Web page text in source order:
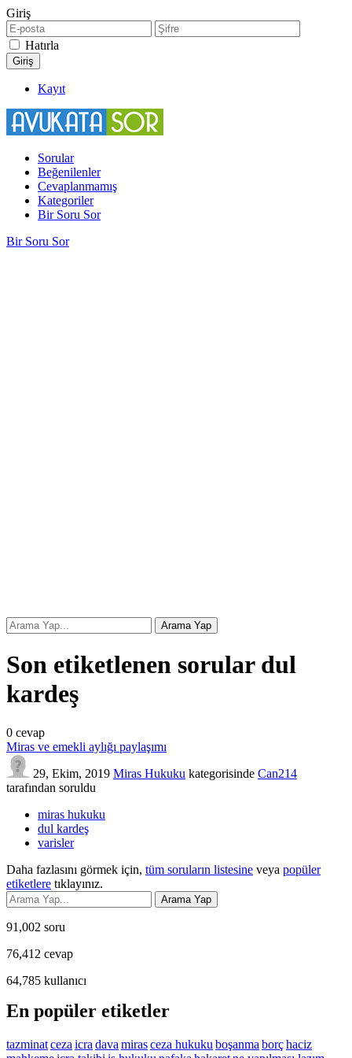
Giriş
Hatırla
Kayıt
Sorular
Beğenilenler
Cevaplanmamış
Kategoriler
Bir Soru Sor
Bir Soru Sor
Son etiketlenen sorular dul
kardeş
0 cevap
Miras ve emekli aylığı paylaşımı
29, Ekim, 2019 Miras Hukuku kategorisinde Can214
tarafından soruldu
miras hukuku
dul kardeş
varisler
Daha fazlasını görmek için, tüm soruların listesine veya popüler
etiketlere tıklayınız.
91,002 soru
76,412 cevap
64,785 kullanıcı
En popüler etiketler
tazminatceza icra dava mirasceza hukuku boşanma borçhaciz